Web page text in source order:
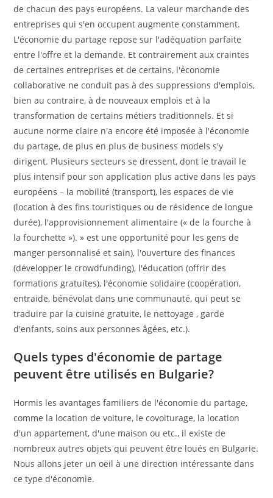
de chacun des pays européens. La valeur marchande des
entreprises qui s'en occupent augmente constamment.
L'économie du partage repose sur l'adéquation parfaite
entre l'offre et la demande. Et contrairement aux craintes
de certaines entreprises et de certains, l'économie
collaborative ne conduit pas à des suppressions d'emplois,
bien au contraire, à de nouveaux emplois et à la
transformation de certains métiers traditionnels. Et si
aucune norme claire n'a encore été imposée à l'économie
du partage, de plus en plus de business models s'y
dirigent. Plusieurs secteurs se dressent, dont le travail le
plus intensif pour son application plus active dans les pays
européens – la mobilité (transport), les espaces de vie
(location à des fins touristiques ou de résidence de longue
durée), l'approvisionnement alimentaire (« de la fourche à
la fourchette »). » est une opportunité pour les gens de
manger personnalisé et sain), l'ouverture des finances
(développer le crowdfunding), l'éducation (offrir des
formations gratuites), l'économie solidaire (coopération,
entraide, bénévolat dans une communauté, qui peut se
traduire par la cuisine gratuite, le nettoyage , garde
d'enfants, soins aux personnes âgées, etc.).
Quels types d'économie de partage
peuvent être utilisés en Bulgarie?
Hormis les avantages familiers de l'économie du partage,
comme la location de voiture, le covoiturage, la location
d'un appartement, d'une maison ou etc., il existe de
nombreux autres objets qui peuvent être loués en Bulgarie.
Nous allons jeter un oeil à une direction intéressante dans
ce type d'économie.